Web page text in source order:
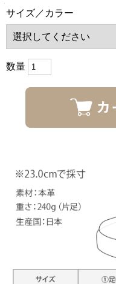
サイズ／カラー
数量